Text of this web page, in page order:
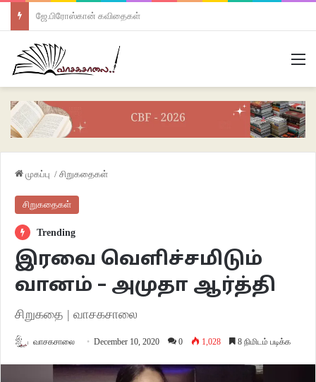
ஜே.பிரோஸ்கான் கவிதைகள்
முகப்பு / சிறுகதைகள்
சிறுகதைகள்
Trending
இரவை வெளிச்சமிடும்
வானம் – அமுதா ஆர்த்தி
சிறுகதை | வாசகசாலை
வாசகசாலை December 10, 2020 0 1,028 8 நிமிடம் படிக்க